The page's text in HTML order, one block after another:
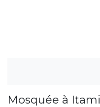
Mosquée à Itami